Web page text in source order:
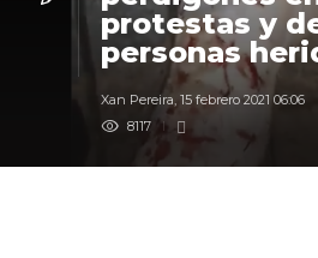
protestas y
personas
Xan Pereira, 15 febrero 2021 06:06
8117